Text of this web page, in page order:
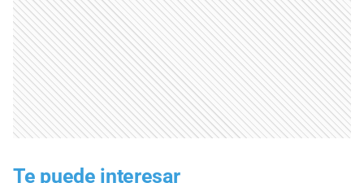
Te puede interesar